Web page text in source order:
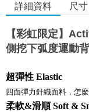
詳細資料 尺寸
【彩虹限定】
側挖下弧度運動
超彈性 Elastic
四面彈力針織面料，怎麼
柔軟&滑順Soft &